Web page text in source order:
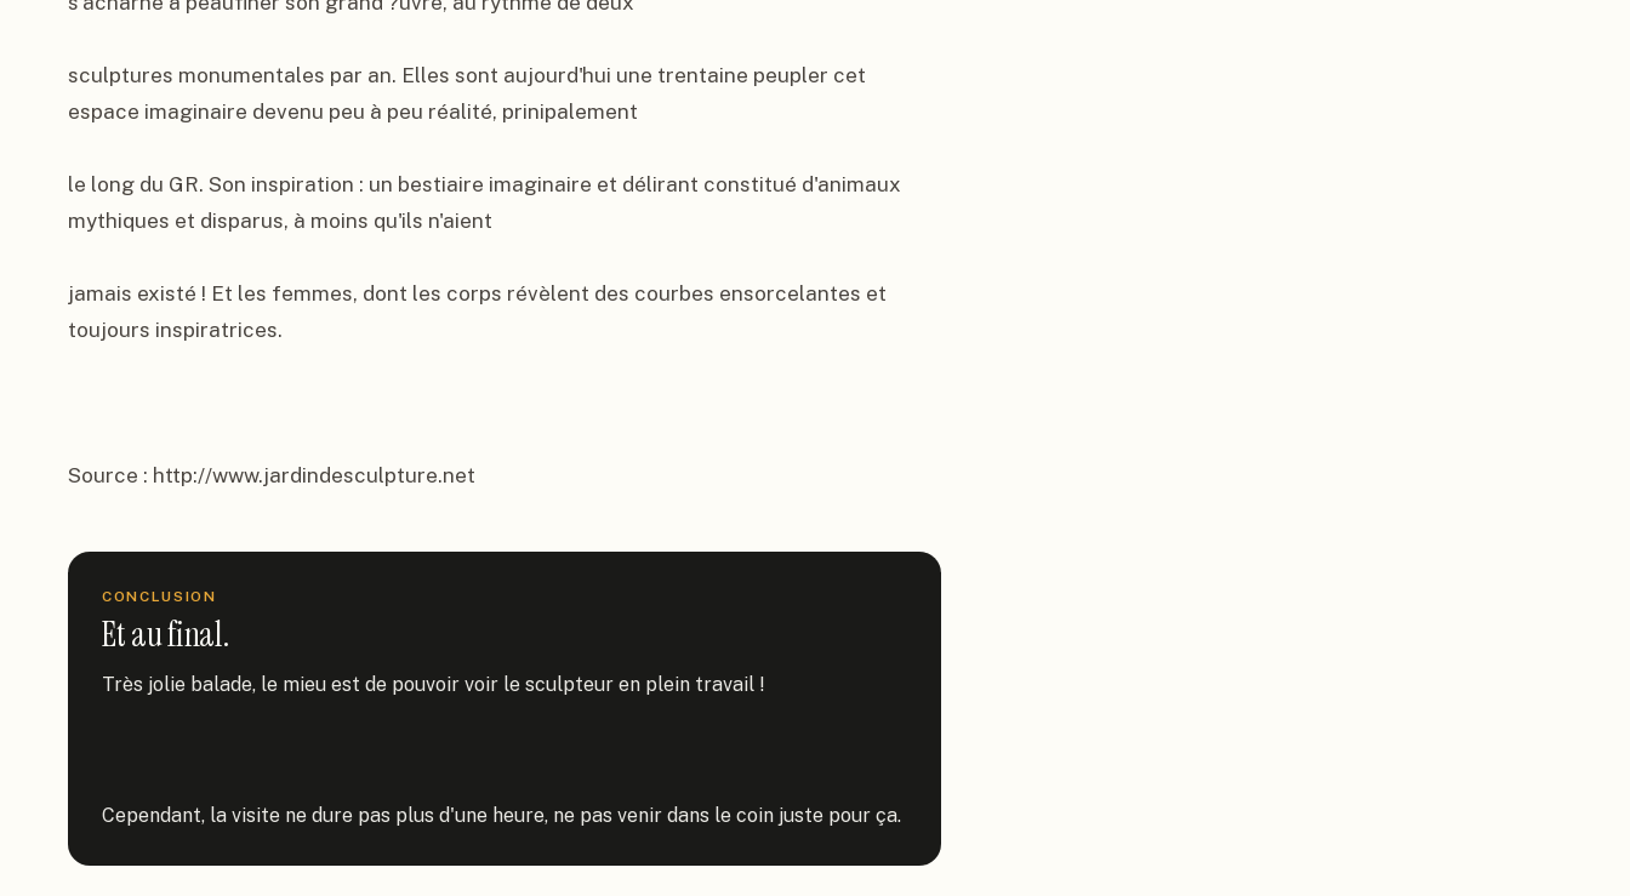
sculptures monumentales par an. Elles sont aujourd'hui une trentaine peupler cet
espace imaginaire devenu peu à peu réalité, prinipalement
le long du GR. Son inspiration : un bestiaire imaginaire et délirant constitué d'animaux
mythiques et disparus, à moins qu'ils n'aient
jamais existé ! Et les femmes, dont les corps révèlent des courbes ensorcelantes et
toujours inspiratrices.
Source : http://www.jardindesculpture.net
CONCLUSION
Et au final.
Très jolie balade, le mieu est de pouvoir voir le sculpteur en plein travail !
Cependant, la visite ne dure pas plus d'une heure, ne pas venir dans le coin juste pour ça.